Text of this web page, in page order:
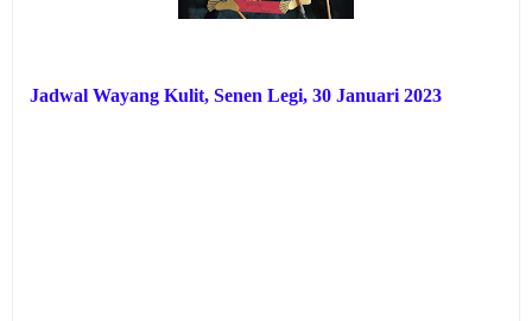
Jadwal Wayang Kulit, Senen Legi, 30 Januari 2023